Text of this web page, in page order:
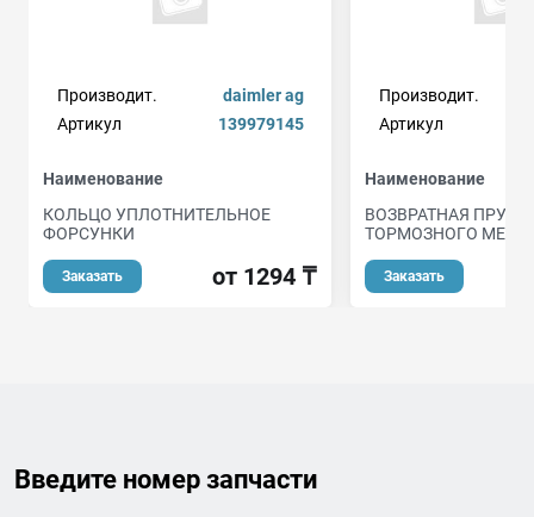
Производит.
daimler ag
Артикул
139979145
Наименование
КОЛЬЦО УПЛОТНИТЕЛЬНОЕ
ФОРСУНКИ
Заказать от 1294 ₸
Производит.
Артикул
Наименование
ВОЗВРАТНАЯ
ТОРМОЗНОГО
Заказать
Введите номер запчасти